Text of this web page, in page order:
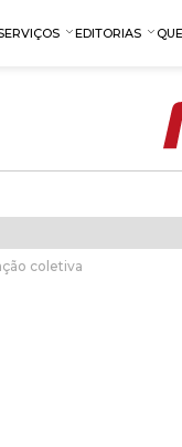
EDITORIAS
coletiva